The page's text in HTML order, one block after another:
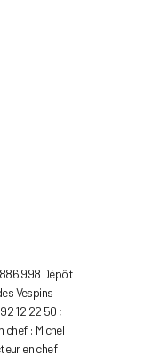
998 Dépôt
Vespins
12 22 50 ;
chef : Michel
en chef